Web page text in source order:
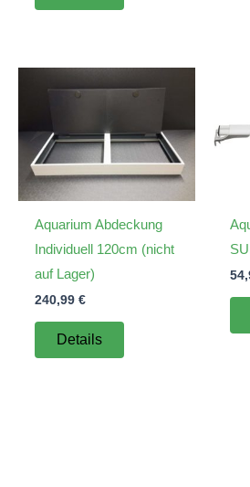
Aquarium Abdeckung
Individuell 120cm (nicht
auf Lager)
240,99 €
Details